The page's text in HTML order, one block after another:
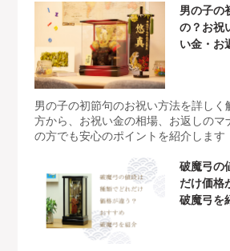
男の子の
の？お祝
い金・お
男の子の初節句のお祝い方法を詳しく
方から、お祝い金の相場、お返しのマ
の方でも安心のポイントを紹介します
破魔弓の
だけ価格
破魔弓を